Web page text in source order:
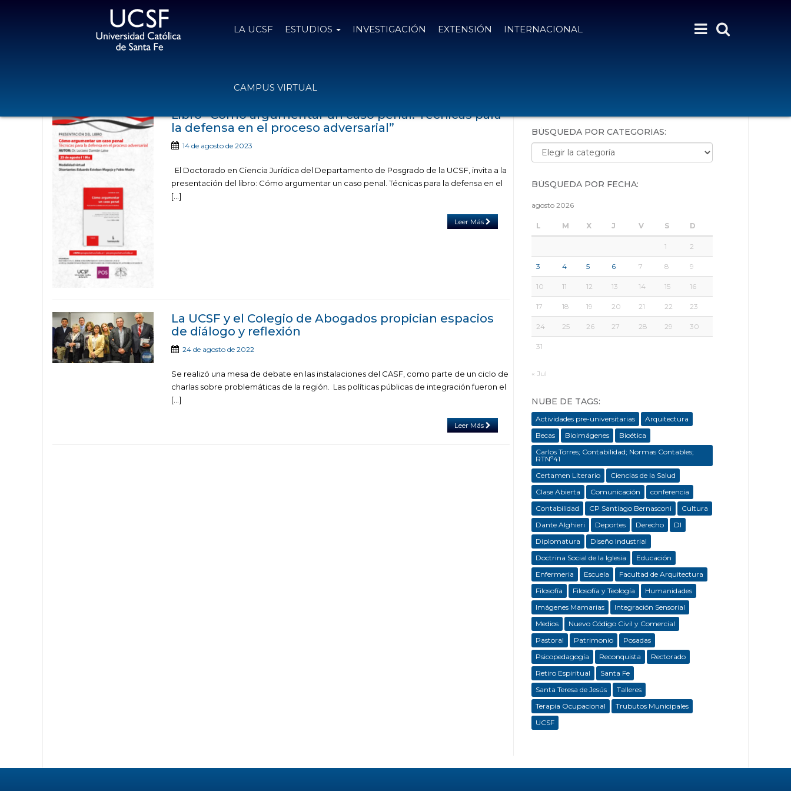
LA UCSF ESTUDIOS INVESTIGACIÓN EXTENSIÓN INTERNACIONAL
CAMPUS VIRTUAL
Libro “Cómo argumentar un caso penal. Técnicas para
la defensa en el proceso adversarial”
14 de agosto de 2023
El Doctorado en Ciencia Jurídica del Departamento de Posgrado de la UCSF, invita a la
presentación del libro: Cómo argumentar un caso penal. Técnicas para la defensa en el
[…]
Leer Más
La UCSF y el Colegio de Abogados propician espacios
de diálogo y reflexión
24 de agosto de 2022
Se realizó una mesa de debate en las instalaciones del CASF, como parte de un ciclo de
charlas sobre problemáticas de la región. Las políticas públicas de integración fueron el
[…]
Leer Más
BÚSQUEDA POR CATEGORÍAS:
Búsqueda por categorías:
BÚSQUEDA POR FECHA:
agosto 2026
L M X J V S D
1 2
3 4 5 6 7 8 9
10 11 12 13 14 15 16
17 18 19 20 21 22 23
24 25 26 27 28 29 30
31
« Jul
NUBE DE TAGS:
Actividades pre-universitarias
Arquitectura
Becas
Bioimágenes
Bioética
Carlos Torres; Contabilidad; Normas Contables;
RTNº41
Certamen Literario
Ciencias de la Salud
Clase Abierta
Comunicación
conferencia
Contabilidad
CP Santiago Bernasconi
Cultura
Dante Alghieri
Deportes Derecho
DI
Diplomatura
Diseño Industrial
Doctrina Social de la Iglesia
Educación
Enfermeria
Escuela
Facultad de Arquitectura
Filosofía
Filosofía y Teología
Humanidades
Imágenes Mamarias
Integración Sensorial
Medios
Nuevo Código Civil y Comercial
Pastoral
Patrimonio
Posadas
Psicopedagogía
Reconquista
Rectorado
Retiro Espiritual
Santa Fe
Santa Teresa de Jesús
Talleres
Terapia Ocupacional
Trubutos Municipales
UCSF